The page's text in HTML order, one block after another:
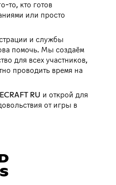
то, кто готов
или просто
и службы
помочь. Мы создаём
для всех участников,
проводить время на
RU и открой для
от игры в